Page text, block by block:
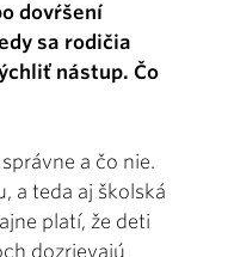
dovŕšení
sa rodičia
nástup. Čo
a čo nie.
a teda aj školská
platí, že deti
dozrievajú